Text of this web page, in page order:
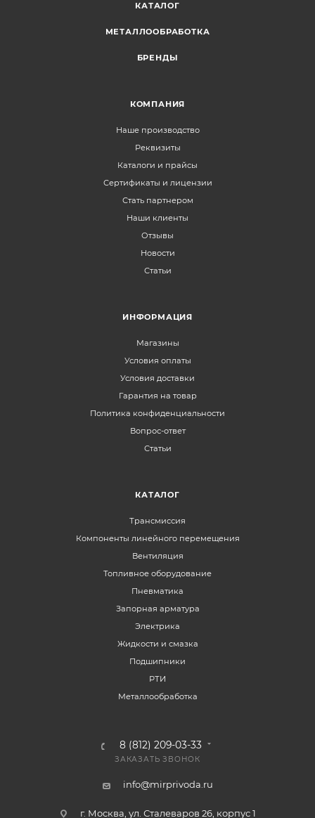
КАТАЛОГ
МЕТАЛЛООБРАБОТКА
БРЕНДЫ
КОМПАНИЯ
Наше производство
Реквизиты
Каталоги и прайсы
Сертификаты и лицензии
Стать партнером
Наши клиенты
Отзывы
Новости
Статьи
ИНФОРМАЦИЯ
Магазины
Условия оплаты
Условия доставки
Гарантия на товар
Политика конфиденциальности
Вопрос-ответ
Статьи
КАТАЛОГ
Трансмиссия
Компоненты линейного перемещения
Вентиляция
Топливное оборудование
Пневматика
Запорная арматура
Электрика
Жидкости и смазка
Подшипники
РТИ
Металлообработка
8 (812) 209-03-33
ЗАКАЗАТЬ ЗВОНОК
info@mirprivoda.ru
г. Москва, ул. Сталеваров 26, корпус 1